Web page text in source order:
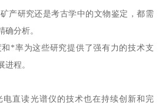
产研究还是考古学中的文物鉴定，都需
分析。
*率为这些研究提供了强有力的技术支
程。
电直读光谱仪的技术也在持续创新和完